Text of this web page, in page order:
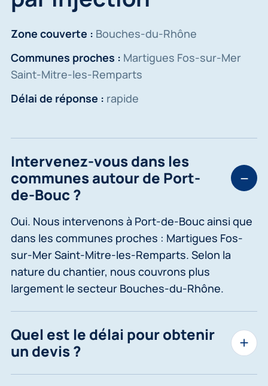
Zone couverte : Bouches-du-Rhône
Communes proches : Martigues Fos-sur-Mer
Saint-Mitre-les-Remparts
Délai de réponse : rapide
Intervenez-vous dans les
communes autour de Port-
de-Bouc ?
Oui. Nous intervenons à Port-de-Bouc ainsi que
dans les communes proches : Martigues Fos-
sur-Mer Saint-Mitre-les-Remparts. Selon la
nature du chantier, nous couvrons plus
largement le secteur Bouches-du-Rhône.
Quel est le délai pour obtenir
un devis ?